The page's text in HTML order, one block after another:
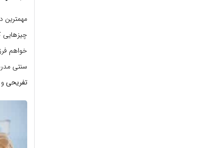
مهمترین
چیزهایی
خواهم
سنتی
تفریحیو